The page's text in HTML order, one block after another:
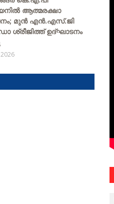
ആത്മരക്ഷാ
മുൻ എൻ.എസ്.ജി
ശ്രീജിത്ത് ഉദ്ഘാടനം